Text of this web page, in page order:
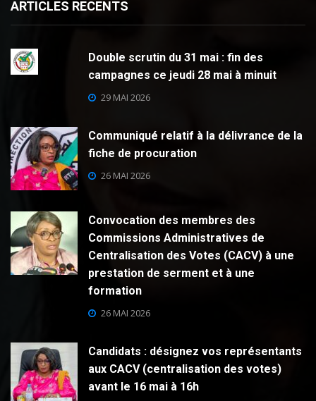
ARTICLES RECENTS
Double scrutin du 31 mai : fin des
campagnes ce jeudi 28 mai à minuit
29 MAI 2026
Communiqué relatif à la délivrance de la
fiche de procuration
26 MAI 2026
Convocation des membres des
Commissions Administratives de
Centralisation des Votes (CACV) à une
prestation de serment et à une
formation
26 MAI 2026
Candidats : désignez vos représentants
aux CACV (centralisation des votes)
avant le 16 mai à 16h